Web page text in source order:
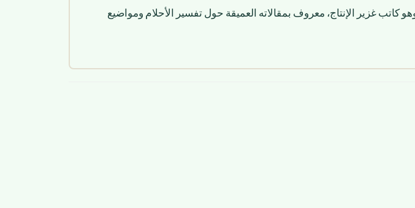
كاتب غزير الإنتاج، معروف بمقالاته العميقة حول تفسير الأحلام ومواضيع